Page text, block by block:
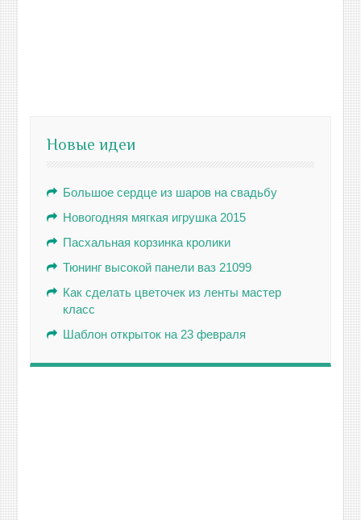
Новые идеи
Большое сердце из шаров на свадьбу
Новогодняя мягкая игрушка 2015
Пасхальная корзинка кролики
Тюнинг высокой панели ваз 21099
Как сделать цветочек из ленты мастер
класс
Шаблон открыток на 23 февраля